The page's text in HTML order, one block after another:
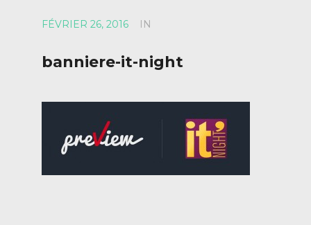
FÉVRIER 26, 2016 IN
banniere-it-night